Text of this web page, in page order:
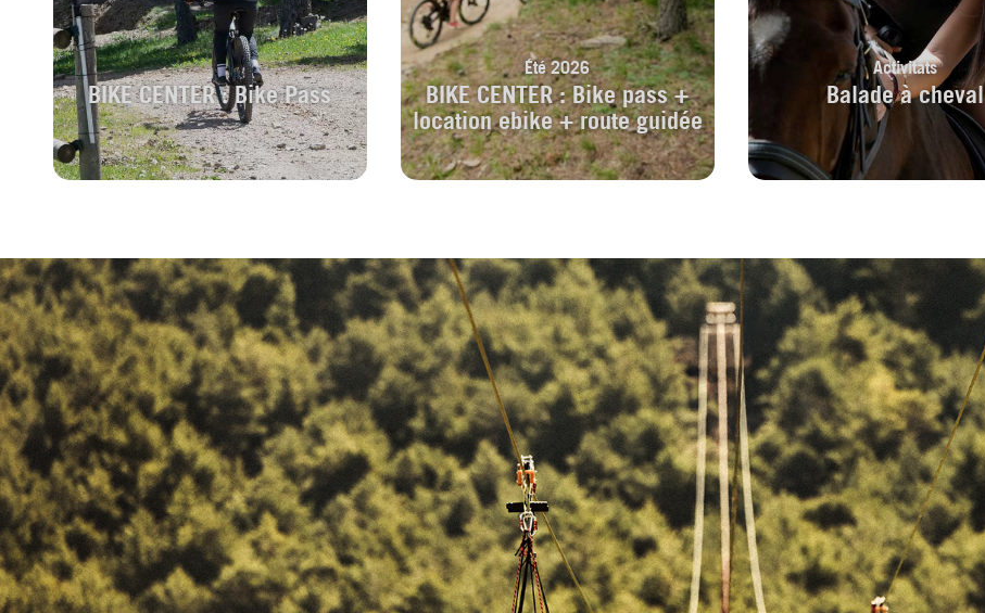
BIKE CENTER : Bike Pass
Été 2026
BIKE CENTER : Bike pass +
location ebike + route guidée
Activitats
Balade à cheval